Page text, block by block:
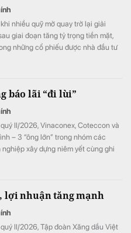
nhiều quỹ mở quay trở lại giải
giai đoạn tăng tỷ trọng tiền mặt,
những cổ phiếu được nhà đầu tư
báo lãi “đi lùi”
II/2026, Vinaconex, Coteccon và
– 3 “ông lớn” trong nhóm các
nghiệp xây dựng niêm yết cùng ghi
lợi nhuận tăng mạnh
II/2026, Tập đoàn Xăng dầu Việt